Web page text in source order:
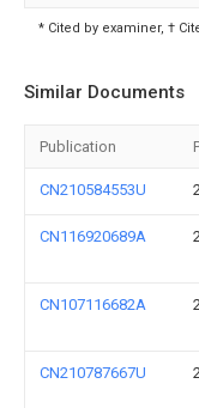
* Cited by examiner, †
Similar Documents
Publication
CN210584553U
CN116920689A
CN107116682A
CN210787667U